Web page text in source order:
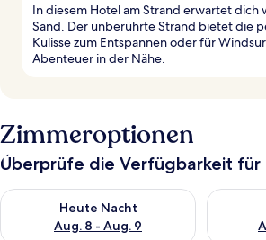
In diesem Hotel am Strand erwartet dich
Sand. Der unberührte Strand bietet die
Kulisse zum Entspannen oder für
Abenteuer in der Nähe.
Zimmeroptionen
Überprüfe die Verfügbarkeit für
Heute Nacht
Aug. 8 - Aug. 9
Überprüfe die Verfügbarkeit für heute